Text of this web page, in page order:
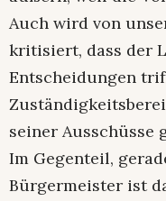
Auch wird von
kritisiert, dass der
Entscheidungen
seiner Ausschüsse
Im Gegenteil,
Bürgermeister ist